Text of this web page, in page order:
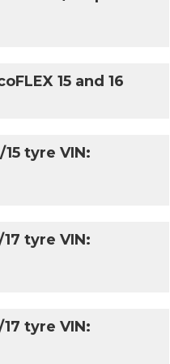
15 and 16
15 tyre VIN:
17 tyre VIN:
17 tyre VIN: